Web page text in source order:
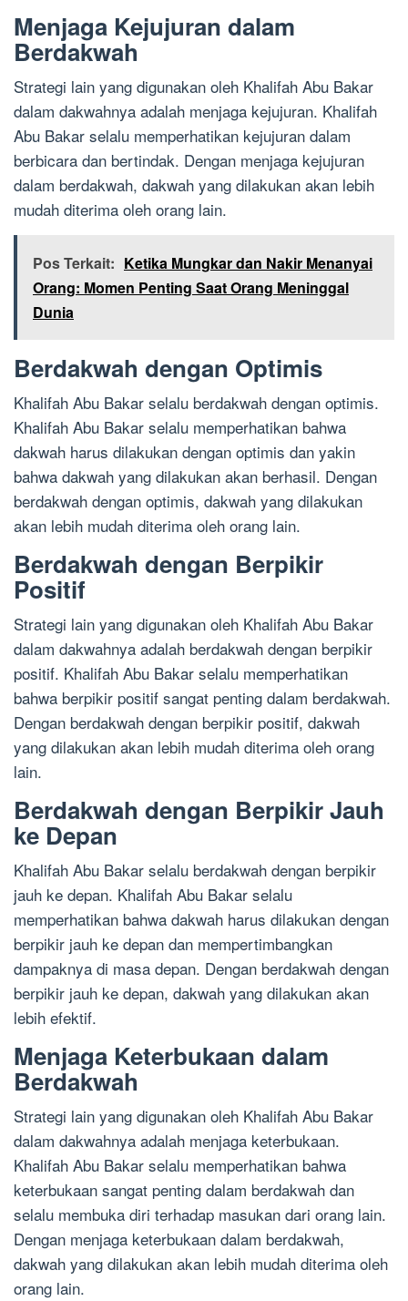
Menjaga Kejujuran dalam
Berdakwah
Strategi lain yang digunakan oleh Khalifah Abu Bakar
dalam dakwahnya adalah menjaga kejujuran. Khalifah
Abu Bakar selalu memperhatikan kejujuran dalam
berbicara dan bertindak. Dengan menjaga kejujuran
dalam berdakwah, dakwah yang dilakukan akan lebih
mudah diterima oleh orang lain.
Pos Terkait: Ketika Mungkar dan Nakir Menanyai
Orang: Momen Penting Saat Orang Meninggal
Dunia
Berdakwah dengan Optimis
Khalifah Abu Bakar selalu berdakwah dengan optimis.
Khalifah Abu Bakar selalu memperhatikan bahwa
dakwah harus dilakukan dengan optimis dan yakin
bahwa dakwah yang dilakukan akan berhasil. Dengan
berdakwah dengan optimis, dakwah yang dilakukan
akan lebih mudah diterima oleh orang lain.
Berdakwah dengan Berpikir
Positif
Strategi lain yang digunakan oleh Khalifah Abu Bakar
dalam dakwahnya adalah berdakwah dengan berpikir
positif. Khalifah Abu Bakar selalu memperhatikan
bahwa berpikir positif sangat penting dalam berdakwah.
Dengan berdakwah dengan berpikir positif, dakwah
yang dilakukan akan lebih mudah diterima oleh orang
lain.
Berdakwah dengan Berpikir Jauh
ke Depan
Khalifah Abu Bakar selalu berdakwah dengan berpikir
jauh ke depan. Khalifah Abu Bakar selalu
memperhatikan bahwa dakwah harus dilakukan dengan
berpikir jauh ke depan dan mempertimbangkan
dampaknya di masa depan. Dengan berdakwah dengan
berpikir jauh ke depan, dakwah yang dilakukan akan
lebih efektif.
Menjaga Keterbukaan dalam
Berdakwah
Strategi lain yang digunakan oleh Khalifah Abu Bakar
dalam dakwahnya adalah menjaga keterbukaan.
Khalifah Abu Bakar selalu memperhatikan bahwa
keterbukaan sangat penting dalam berdakwah dan
selalu membuka diri terhadap masukan dari orang lain.
Dengan menjaga keterbukaan dalam berdakwah,
dakwah yang dilakukan akan lebih mudah diterima oleh
orang lain.